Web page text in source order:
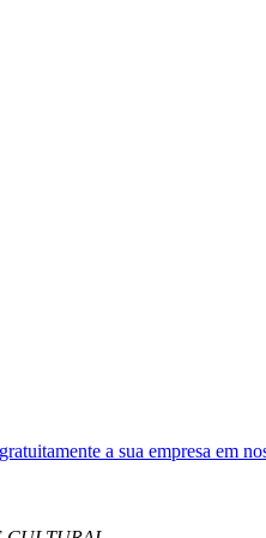
a sua empresa em